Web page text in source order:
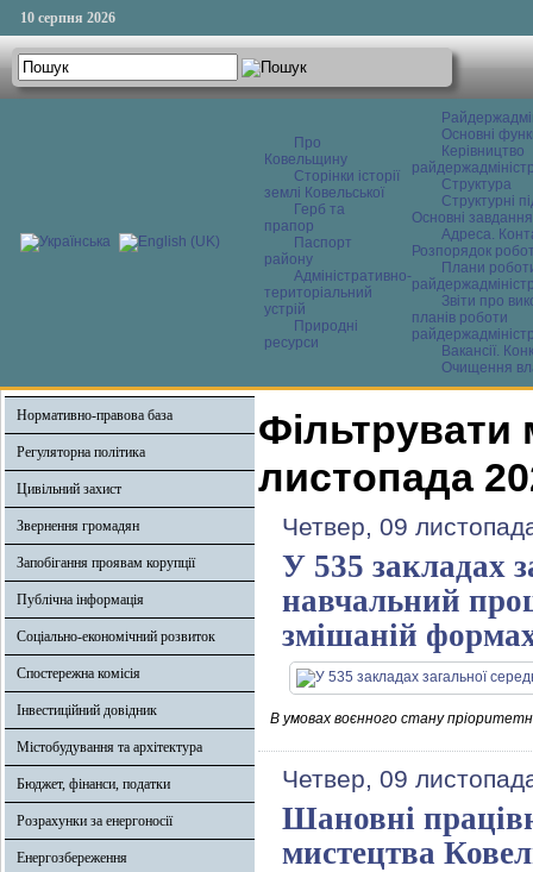
10 серпня 2026
Про
Ковельщину
Сторінки історії
землі Ковельської
Герб та
прапор
Паспорт
району
Адміністративно-
територіальний
устрій
Природні
ресурси
Основні
Керівництво
Структура
Структурні
Основні завдання
Адреса.
Розпорядок
Плани
Звіти про
планів роботи
Вакансії.
Очищення
Нормативно-правова база
Регуляторна політика
Цивільний захист
Звернення громадян
Запобігання проявам корупції
Публічна інформація
Соціально-економічний розвиток
Спостережна комісія
Інвестиційний довідник
Містобудування та архітектура
Бюджет, фінанси, податки
Розрахунки за енергоносії
Енергозбереження
Фільтрувати
листопада
Четвер, 09
У 535 закладах
навчальний
змішаній
В умовах воєнного стану
Четвер, 09
Шановні
мистецтва